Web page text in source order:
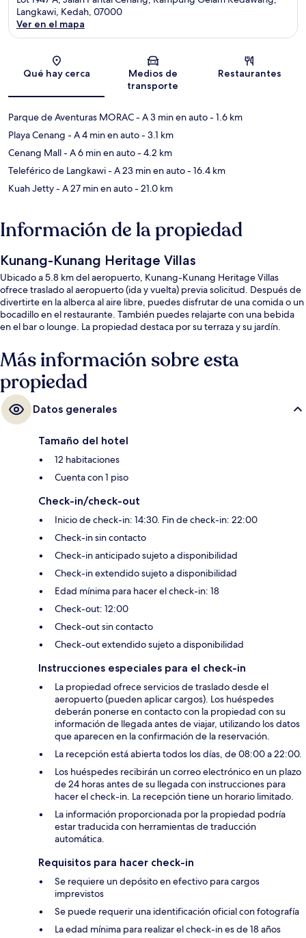
Langkawi, Kedah, 07000
Ver en el mapa
Qué hay cerca
Medios de
transporte
Restaurantes
Parque de Aventuras MORAC- A 3 min en auto- 1.6 km
Playa Cenang - A 4 min en auto- 3.1 km
Cenang Mall- A 6 min en auto- 4.2 km
Teleférico de Langkawi- A 23 min en auto- 16.4 km
Kuah Jetty- A 27 min en auto- 21.0 km
Información de la propiedad
Kunang-Kunang Heritage Villas
Ubicado a 5.8 km del aeropuerto, Kunang-Kunang Heritage Villas
ofrece traslado al aeropuerto (ida y vuelta) previa solicitud. Después de
divertirte en la alberca al aire libre, puedes disfrutar de una comida o un
bocadillo en el restaurante. También puedes relajarte con una bebida
en el bar o lounge. La propiedad destaca por su terraza y su jardín.
Más información sobre esta
propiedad
Datos generales
Tamaño del hotel
12 habitaciones
Cuenta con 1 piso
Check-in/check-out
Inicio de check-in: 14:30. Fin de check-in: 22:00
Check-in sin contacto
Check-in anticipado sujeto a disponibilidad
Check-in extendido sujeto a disponibilidad
Edad mínima para hacer el check-in: 18
Check-out: 12:00
Check-out sin contacto
Check-out extendido sujeto a disponibilidad
Instrucciones especiales para el check-in
La propiedad ofrece servicios de traslado desde el
aeropuerto (pueden aplicar cargos). Los huéspedes
deberán ponerse en contacto con la propiedad con su
información de llegada antes de viajar, utilizando los datos
que aparecen en la confirmación de la reservación.
La recepción está abierta todos los días, de 08:00 a 22:00.
Los huéspedes recibirán un correo electrónico en un plazo
de 24 horas antes de su llegada con instrucciones para
hacer el check-in. La recepción tiene un horario limitado.
La información proporcionada por la propiedad podría
estar traducida con herramientas de traducción
automática.
Requisitos para hacer check-in
Se requiere un depósito en efectivo para cargos
imprevistos
Se puede requerir una identificación oficial con fotografía
La edad mínima para realizar el check-in es de 18 años